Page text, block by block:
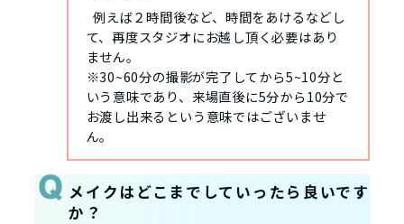
例えば２時間後など、時間をあけるなどし
て、再度スタジオにお越し頂く必要はあり
ません。
※30~60分の撮影が完了してから5~10分と
いう意味であり、来場直後に5分から10分で
お渡し出来るという意味ではございませ
ん。
メイクはどこまでしていったら良いです
か？